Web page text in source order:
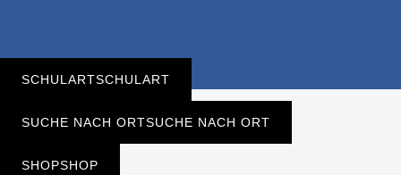
SCHULARTSCHULART
SUCHE NACH ORTSUCHE NACH ORT
SHOPSHOP